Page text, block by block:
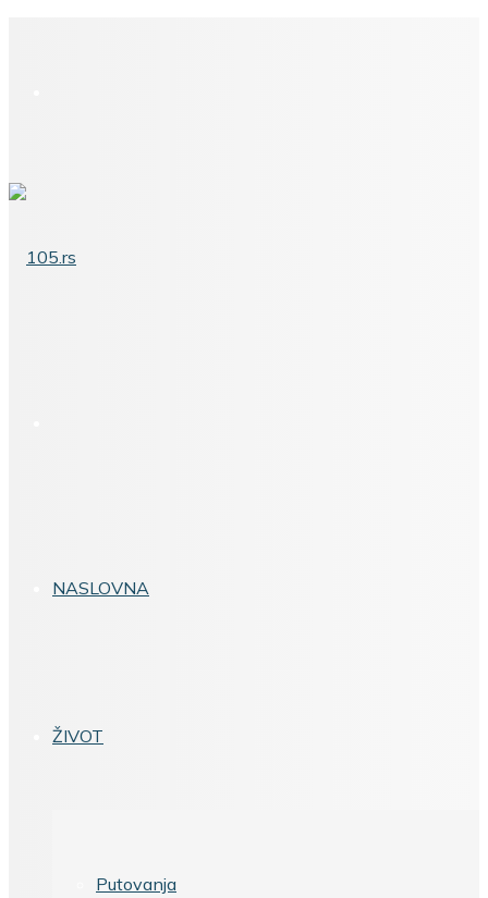
NASLOVNA
ŽIVOT
Putovanja